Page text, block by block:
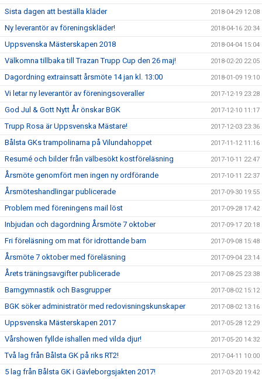
Sista dagen att beställa kläder 2018-04-29 12:08
Ny leverantör av föreningskläder! 2018-04-16 20:34
Uppsvenska Mästerskapen 2018 2018-04-04 15:04
Välkomna tillbaka till Trazan Trupp Cup den 26 maj! 2018-02-20 22:05
Dagordning extrainsatt årsmöte 14 jan kl. 13:00 2018-01-09 19:10
Vi letar ny leverantör av föreningsoveraller 2017-12-19 23:28
God Jul & Gott Nytt År önskar BGK 2017-12-10 11:17
Trupp Rosa är Uppsvenska Mästare! 2017-12-03 23:36
Bålsta GKs trampolinarna på Vilundahoppet 2017-11-12 11:16
Resumé och bilder från välbesökt kostföreläsning 2017-10-11 22:47
Årsmöte genomfört men ingen ny ordförande 2017-10-11 22:37
Årsmöteshandlingar publicerade 2017-09-30 19:55
Problem med föreningens mail löst 2017-09-28 17:42
Inbjudan och dagordning Årsmöte 7 oktober 2017-09-17 20:18
Fri föreläsning om mat för idrottande barn 2017-09-08 15:48
Årsmöte 7 oktober med föreläsning 2017-09-04 23:14
Årets träningsavgifter publicerade 2017-08-25 23:38
Barngymnastik och Basgrupper 2017-08-02 15:12
BGK söker administratör med redovisningskunskaper 2017-08-02 13:16
Uppsvenska Mästerskapen 2017 2017-05-28 12:29
Vårshowen fyllde ishallen med vilda djur! 2017-05-20 14:32
Två lag från Bålsta GK på riks RT2! 2017-04-11 10:00
5 lag från Bålsta GK i Gävleborgsjakten 2017! 2017-03-20 19:42